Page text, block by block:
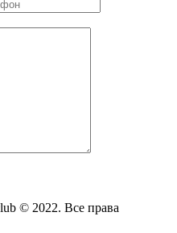
© 2022. Все права